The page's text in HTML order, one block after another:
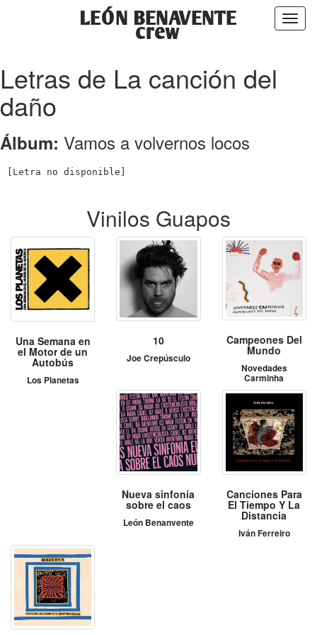
LEÓN BENAVENTE
crew
Letras de La canción del
daño
Álbum: Vamos a volvernos locos
Vinilos Guapos
Una Semana en
el Motor de un
Autobús
Los Planetas
10
Joe Crepúsculo
Campeones Del
Mundo
Novedades
Carminha
Nueva sinfonía
sobre el caos
León Benanvente
Canciones Para
El Tiempo Y La
Distancia
Iván Ferreiro